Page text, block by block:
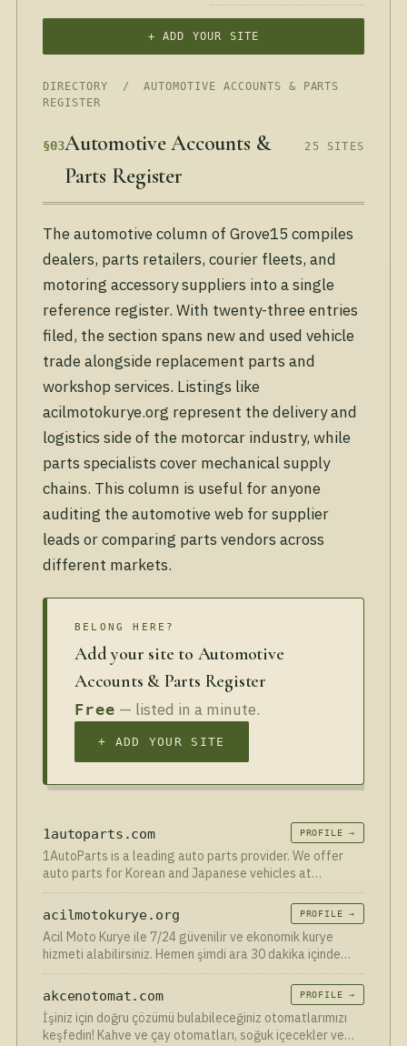
+ ADD YOUR SITE
DIRECTORY / AUTOMOTIVE ACCOUNTS & PARTS
REGISTER
§03Automotive Accounts &
Parts Register
25 SITES
The automotive column of Grove15 compiles
dealers, parts retailers, courier fleets, and
motoring accessory suppliers into a single
reference register. With twenty-three entries
filed, the section spans new and used vehicle
trade alongside replacement parts and
workshop services. Listings like
acilmotokurye.org represent the delivery and
logistics side of the motorcar industry, while
parts specialists cover mechanical supply
chains. This column is useful for anyone
auditing the automotive web for supplier
leads or comparing parts vendors across
different markets.
BELONG HERE?
Add your site to Automotive
Accounts & Parts Register
Free — listed in a minute.
+ ADD YOUR SITE
1autoparts.com PROFILE →
1AutoParts is a leading auto parts provider. We offer
auto parts for Korean and Japanese vehicles at
affordable prices with 3 – 7 business days shipping
options.
acilmotokurye.org PROFILE →
Acil Moto Kurye ile 7/24 güvenilir ve ekonomik kurye
hizmeti alabilirsiniz. Hemen şimdi ara 30 dakika içinde
kurye kapında.
akcenotomat.com PROFILE →
İşiniz için doğru çözümü bulabileceğiniz otomatlarımızı
keşfedin! Kahve ve çay otomatları, soğuk içecekler ve